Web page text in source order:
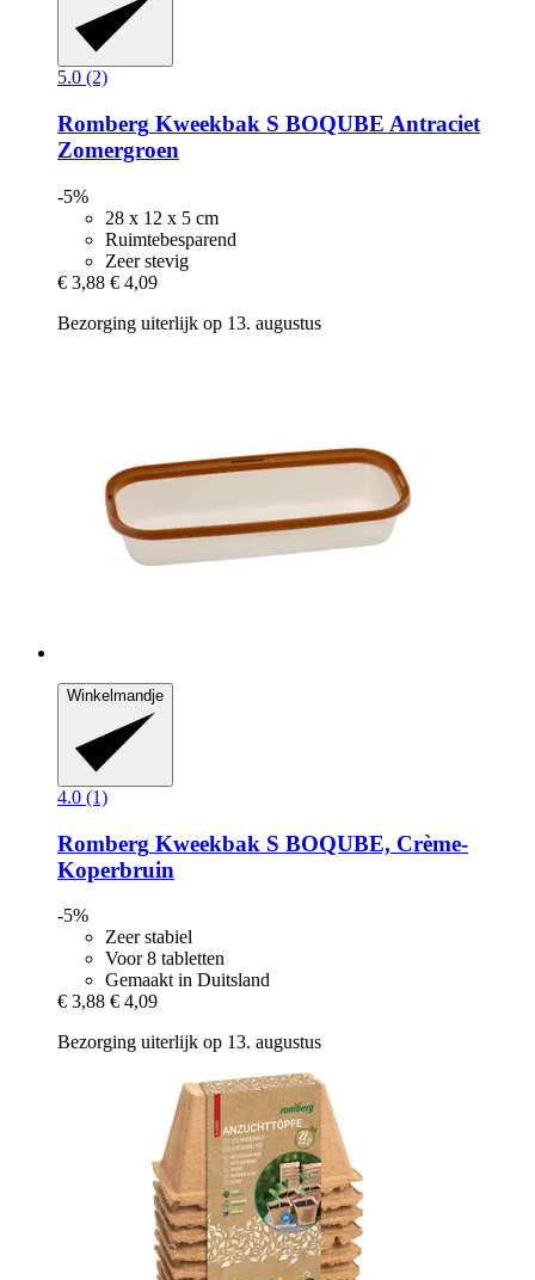
5.0 (2)
Romberg Kweekbak S BOQUBE Antraciet
Zomergroen
-5%
28 x 12 x 5 cm
Ruimtebesparend
Zeer stevig
€ 3,88 € 4,09
Bezorging uiterlijk op 13. augustus
Winkelmandje
4.0 (1)
Romberg Kweekbak S BOQUBE, Crème-​
Koperbruin
-5%
Zeer stabiel
Voor 8 tabletten
Gemaakt in Duitsland
€ 3,88 € 4,09
Bezorging uiterlijk op 13. augustus